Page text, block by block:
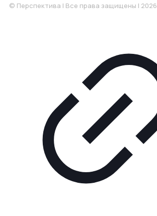
© Перспектива | Все права защищены | 2026